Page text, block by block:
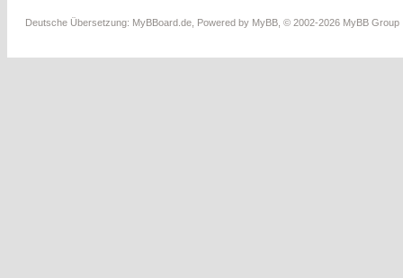
Deutsche Übersetzung: MyBBoard.de , Powered by MyBB , © 2002-2026 MyBB Group